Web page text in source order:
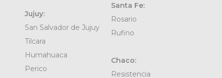
Jujuy:
San Salvador de Jujuy
Tilcara
Humahuaca
Perico
Santa Fe:
Rosario
Rufino
Chaco:
Resistencia